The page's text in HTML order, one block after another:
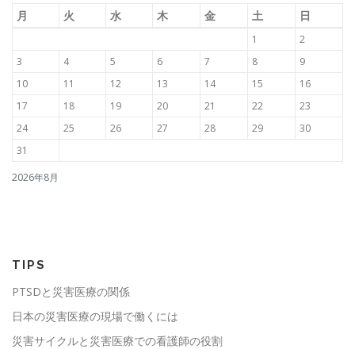
2026年8月
月 火 水 木 金 土 日
1
2
3
4 5 6 7 8
9
10
11 12 13 14 15
16
17
18 19 20 21 22
23
24
25 26 27 28 29
30
31
TIPS
PTSDと災害医療の関係
日本の災害医療の現場で働くには
災害サイクルと災害医療での看護師の役割